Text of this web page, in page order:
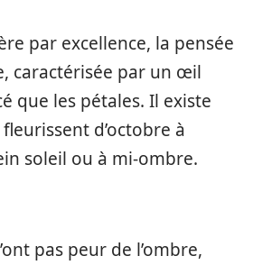
par excellence, la pensée
caractérisée par un œil
que les pétales. Il existe
d’octobre à
soleil ou à mi-ombre.
pas peur de l’ombre,